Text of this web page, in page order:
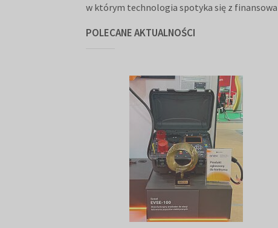
w którym technologia spotyka się z
POLECANE AKTUALNOŚCI